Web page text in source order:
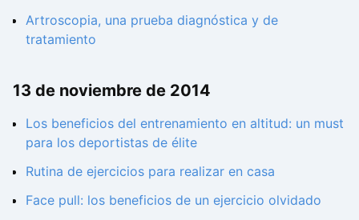
Artroscopia, una prueba diagnóstica y de
tratamiento
13 de noviembre de 2014
Los beneficios del entrenamiento en altitud: un must
para los deportistas de élite
Rutina de ejercicios para realizar en casa
Face pull: los beneficios de un ejercicio olvidado